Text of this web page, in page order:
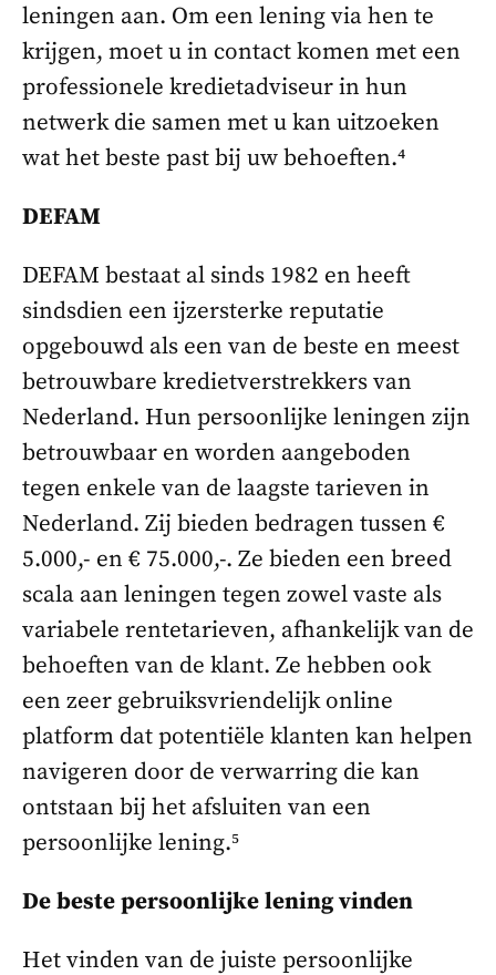
leningen aan. Om een lening via hen te
krijgen, moet u in contact komen met een
professionele kredietadviseur in hun
netwerk die samen met u kan uitzoeken
wat het beste past bij uw behoeften.⁴
DEFAM
DEFAM bestaat al sinds 1982 en heeft
sindsdien een ijzersterke reputatie
opgebouwd als een van de beste en meest
betrouwbare kredietverstrekkers van
Nederland. Hun persoonlijke leningen zijn
betrouwbaar en worden aangeboden
tegen enkele van de laagste tarieven in
Nederland. Zij bieden bedragen tussen €
5.000,- en € 75.000,-. Ze bieden een breed
scala aan leningen tegen zowel vaste als
variabele rentetarieven, afhankelijk van de
behoeften van de klant. Ze hebben ook
een zeer gebruiksvriendelijk online
platform dat potentiële klanten kan helpen
navigeren door de verwarring die kan
ontstaan bij het afsluiten van een
persoonlijke lening.⁵
De beste persoonlijke lening vinden
Het vinden van de juiste persoonlijke